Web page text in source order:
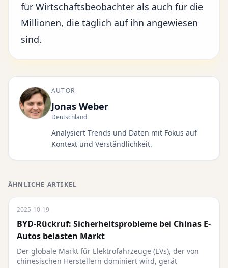
für Wirtschaftsbeobachter als auch für die
Millionen, die täglich auf ihn angewiesen
sind.
AUTOR
Jonas Weber
Deutschland
Analysiert Trends und Daten mit Fokus auf
Kontext und Verständlichkeit.
ÄHNLICHE ARTIKEL
2025-10-19
BYD-Rückruf: Sicherheitsprobleme bei Chinas E-
Autos belasten Markt
Der globale Markt für Elektrofahrzeuge (EVs), der von
chinesischen Herstellern dominiert wird, gerät